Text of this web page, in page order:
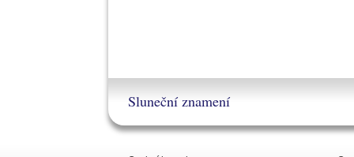
Sluneční znamení